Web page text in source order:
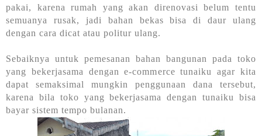
pakai, karena rumah yang akan direnovasi belum tentu
semuanya rusak, jadi bahan bekas bisa di daur ulang
dengan cara dicat atau politur ulang.
Sebaiknya untuk pemesanan bahan bangunan pada toko
yang bekerjasama dengan e-commerce tunaiku agar kita
dapat semaksimal mungkin penggunaan dana tersebut,
karena bila toko yang bekerjasama dengan tunaiku bisa
bayar sistem tempo bulanan.